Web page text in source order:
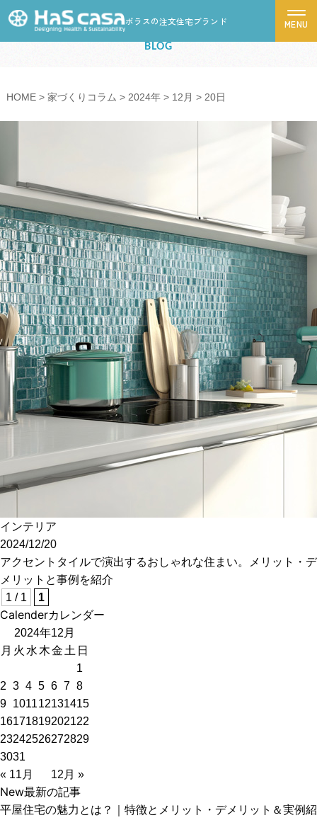
ポラスの注文住宅ブランド
商品ラインナップ
施工事例
モデルハウス
お客様の声
家づくりの流れ
土地をお探しの方
会社概要
採用情報
各種お問い合わせ
カタログ請求
来場予約
お問い合わせ
プライバシーポリシー
カスタマーハラスメントポリシー
スタッフブログ
BLOG
HOME> 家づくりコラム > 2024年> 12月 > 20日
インテリア
2024/12/20
アクセントタイルで演出するおしゃれな住まい。メリット・デ
メリットと事例を紹介
1 / 1
1
Calenderカレンダー
2024年12月
月 火 水 木金 土 日
« 11月 12月 »
1
2 3 4 5 6 7 8
9 101112131415
16171819202122
23242526272829
3031
New最新の記事
平屋住宅の魅力とは？｜特徴とメリット・デメリット＆実例紹